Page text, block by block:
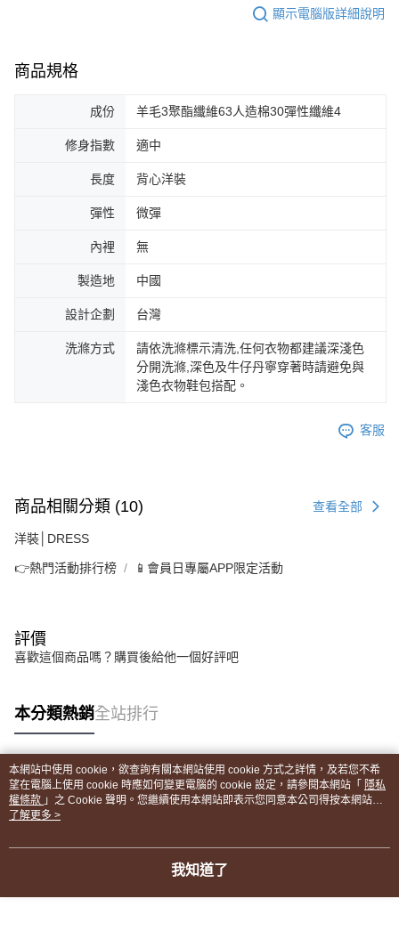
顯示電腦版詳細說明
商品規格
成份 羊毛3聚酯纖維63人造棉30彈性纖維4
修身指數 適中
長度 背心洋裝
彈性 微彈
內裡 無
製造地 中國
設計企劃 台灣
洗滌方式
請依洗滌標示清洗,任何衣物都建議深淺色
分開洗滌,深色及牛仔丹寧穿著時請避免與
淺色衣物鞋包搭配。
客服
商品相關分類 (10) 查看全部
洋裝│DRESS
👉熱門活動排行榜 📱會員日專屬APP限定活動
評價
喜歡這個商品嗎？購買後給他一個好評吧
本分類熱銷全站排行
熱門標籤
本網站中使用 cookie，欲查詢有關本網站使用 cookie 方式之詳情，及若您不希
望在電腦上使用 cookie 時應如何變更電腦的 cookie 設定，請參閱本網站「 隱私
權條款 」之 Cookie 聲明。您繼續使用本網站即表示您同意本公司得按本網站使
用條款之 Cookie 聲明使用 cookie。
了解更多 >
我知道了